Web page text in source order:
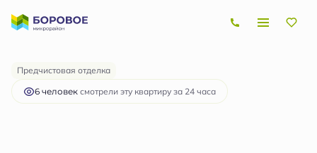
2-комнатная 7 068 882 руб.
Ипотекаот 21 126 руб.
Предчистовая отделка
6 человек смотрели эту квартиру за 24 часа